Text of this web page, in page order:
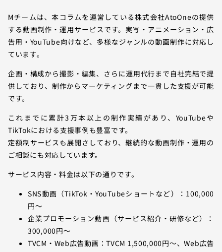
Mチームは、本コラムを運営している株式会社AtoOneの提供
する動画制作・運用サービスです。実写・アニメーション・広
告用・YouTube向けなど、多様なジャンルの動画制作に対応し
ています。
企画・構成から撮影・編集、さらに運用代行まで自社完結で提
供しており、制作からマーケティングまで一貫した支援が可能
です。
これまでに累計3万本以上の制作実績があり、YouTubeや
TikTokにおける支援事例も豊富です。
定額制サービスも展開さしており、継続的な動画制作・運用の
ご相談にも対応しています。
サービス内容・料金は以下の通りです。
SNS動画（TikTok・YouTubeショートなど）：100,000
円〜
企業プロモーション動画（サービス紹介・研修など）：
300,000円〜
TVCM・Web広告動画：TVCM 1,500,000円〜、Web広告